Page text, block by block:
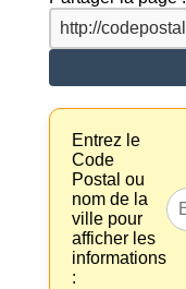
Entrez le
Code
Postal ou
nom de la
ville pour
afficher les
informations
: